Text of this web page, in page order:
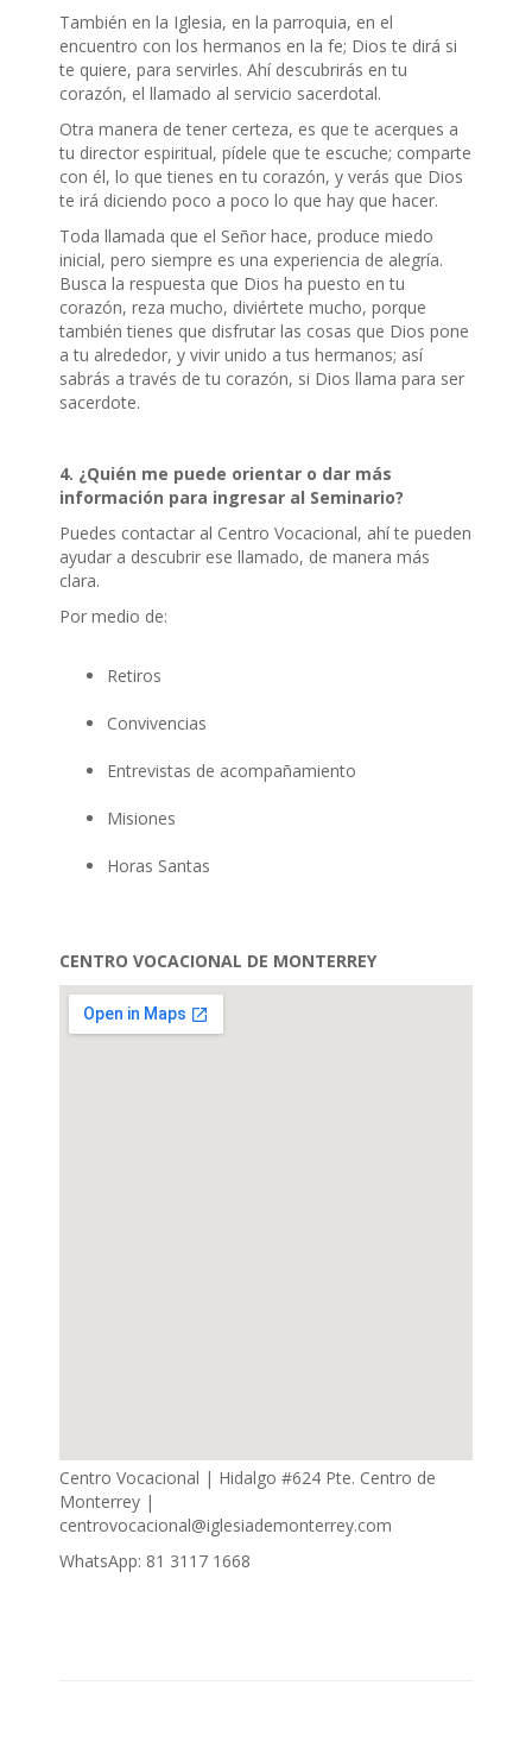
También en la Iglesia, en la parroquia, en el
encuentro con los hermanos en la fe; Dios te dirá si
te quiere, para servirles. Ahí descubrirás en tu
corazón, el llamado al servicio sacerdotal.
Otra manera de tener certeza, es que te acerques a
tu director espiritual, pídele que te escuche; comparte
con él, lo que tienes en tu corazón, y verás que Dios
te irá diciendo poco a poco lo que hay que hacer.
Toda llamada que el Señor hace, produce miedo
inicial, pero siempre es una experiencia de alegría.
Busca la respuesta que Dios ha puesto en tu
corazón, reza mucho, diviértete mucho, porque
también tienes que disfrutar las cosas que Dios pone
a tu alrededor, y vivir unido a tus hermanos; así
sabrás a través de tu corazón, si Dios llama para ser
sacerdote.
4. ¿Quién me puede orientar o dar más
información para ingresar al Seminario?
Puedes contactar al Centro Vocacional, ahí te pueden
ayudar a descubrir ese llamado, de manera más
clara.
Por medio de:
Retiros
Convivencias
Entrevistas de acompañamiento
Misiones
Horas Santas
CENTRO VOCACIONAL DE MONTERREY
Centro Vocacional | Hidalgo #624 Pte. Centro de
Monterrey |
centrovocacional@iglesiademonterrey.com
WhatsApp: 81 3117 1668